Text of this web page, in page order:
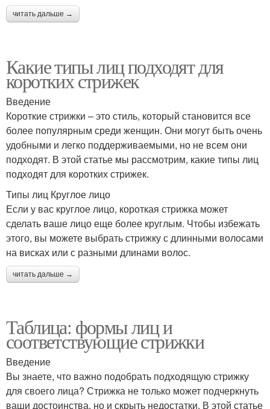
читать дальше →
Какие типы лиц подходят для
коротких стрижек
Введение
Короткие стрижки – это стиль, который становится все
более популярным среди женщин. Они могут быть очень
удобными и легко поддерживаемыми, но не всем они
подходят. В этой статье мы рассмотрим, какие типы лиц
подходят для коротких стрижек.
Типы лиц Круглое лицо
Если у вас круглое лицо, короткая стрижка может
сделать ваше лицо еще более круглым. Чтобы избежать
этого, вы можете выбрать стрижку с длинными волосами
на висках или с разными длинами волос.
читать дальше →
Таблица: формы лиц и
соответствующие стрижки
Введение
Вы знаете, что важно подобрать подходящую стрижку
для своего лица? Стрижка не только может подчеркнуть
ваши достоинства, но и скрыть недостатки. В этой статье